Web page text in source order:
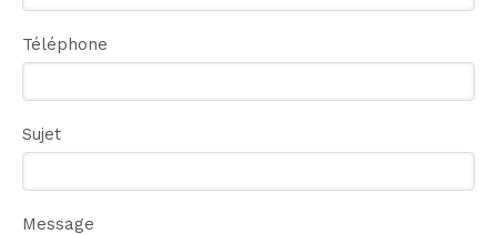
Téléphone
Sujet
Message